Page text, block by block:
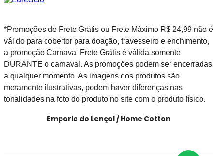
*Promoções de Frete Grátis ou Frete Máximo R$ 24,99 não é
válido para cobertor para doação, travesseiro e enchimento,
a promoção Carnaval Frete Grátis é válida somente
DURANTE o carnaval. As promoções podem ser encerradas
a qualquer momento. As imagens dos produtos são
meramente ilustrativas, podem haver diferenças nas
tonalidades na foto do produto no site com o produto físico.
Emporio do Lençol / Home Cotton